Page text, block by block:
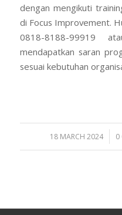
dengan mengikuti
di Focus Improvement.
0818-8188-99919
mendapatkan saran
sesuai kebutuhan
18 MARCH 2024
/ 0